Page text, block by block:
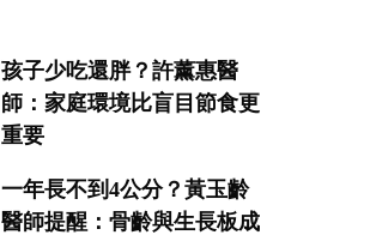
孩子少吃還胖？許薰惠醫
師：家庭環境比盲目節食更
重要
一年長不到4公分？黃玉齡
醫師提醒：骨齡與生長板成